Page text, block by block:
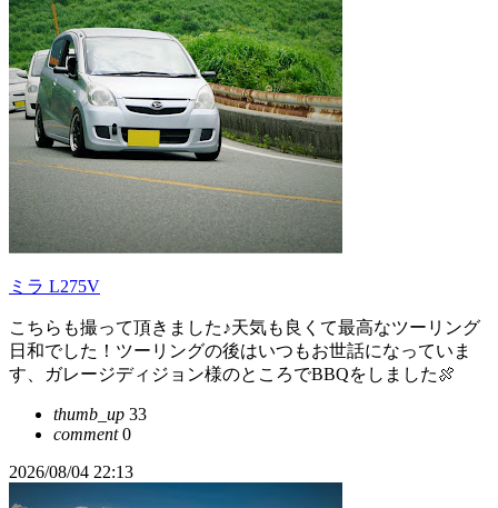
ミラ L275V
こちらも撮って頂きました♪天気も良くて最高なツーリング
日和でした！ツーリングの後はいつもお世話になっていま
す、ガレージディジョン様のところでBBQをしました🍖
thumb_up 33
comment0
2026/08/04 22:13